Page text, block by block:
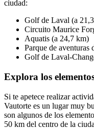
ciudad:
Golf de Laval (a
Circuito Maurice
Aquatis (a 24,7 km)
Parque de
Golf de Laval-
Explora los
Si te apetece realizar
Vautorte es un lugar muy
son algunos de los
50 km del centro de la